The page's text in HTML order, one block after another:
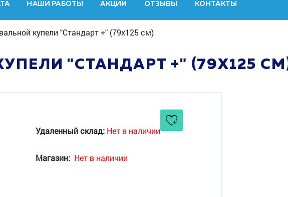
НАШИ РАБОТЫ АКЦИИ ОТЗЫВЫ КОНТАКТЫ
купели "Стандарт +" (79х125 см)
"СТАНДАРТ +" (79Х125
Удаленный склад: Нет в наличии
Магазин: Нет в наличии